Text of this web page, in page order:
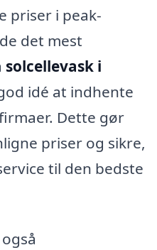
priser i peak-
det mest
solcellevask i
idé at indhente
Dette gør
priser og sikre,
til den bedste